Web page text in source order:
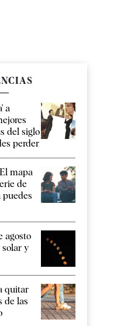
a
del siglo
perder
mapa
de
agosto
solar y
quitar
de las